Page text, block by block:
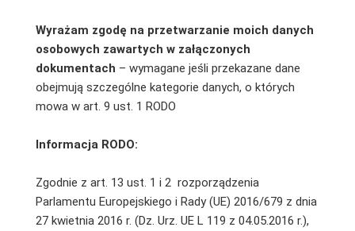
Wyrażam zgodę na przetwarzanie moich danych
osobowych zawartych w załączonych
dokumentach – wymagane jeśli przekazane dane
obejmują szczególne kategorie danych, o których
mowa w art. 9 ust. 1 RODO
Informacja RODO:
Zgodnie z art. 13 ust. 1 i 2 rozporządzenia
Parlamentu Europejskiego i Rady (UE) 2016/679 z dnia
27 kwietnia 2016 r. (Dz. Urz. UE L 119 z 04.05.2016 r.),